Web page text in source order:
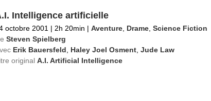
Intelligence artificielle
octobre 2001 | 2h 20min | Aventure, Drame, Science Fiction
Steven Spielberg
Erik Bauersfeld, Haley Joel Osment, Jude Law
original A.I. Artificial Intelligence